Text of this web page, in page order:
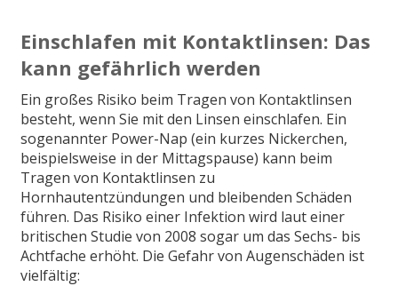
Einschlafen mit Kontaktlinsen: Das
kann gefährlich werden
Ein großes Risiko beim Tragen von Kontaktlinsen
besteht, wenn Sie mit den Linsen einschlafen. Ein
sogenannter Power-Nap (ein kurzes Nickerchen,
beispielsweise in der Mittagspause) kann beim
Tragen von Kontaktlinsen zu
Hornhautentzündungen und bleibenden Schäden
führen. Das Risiko einer Infektion wird laut einer
britischen Studie von 2008 sogar um das Sechs- bis
Achtfache erhöht. Die Gefahr von Augenschäden ist
vielfältig: